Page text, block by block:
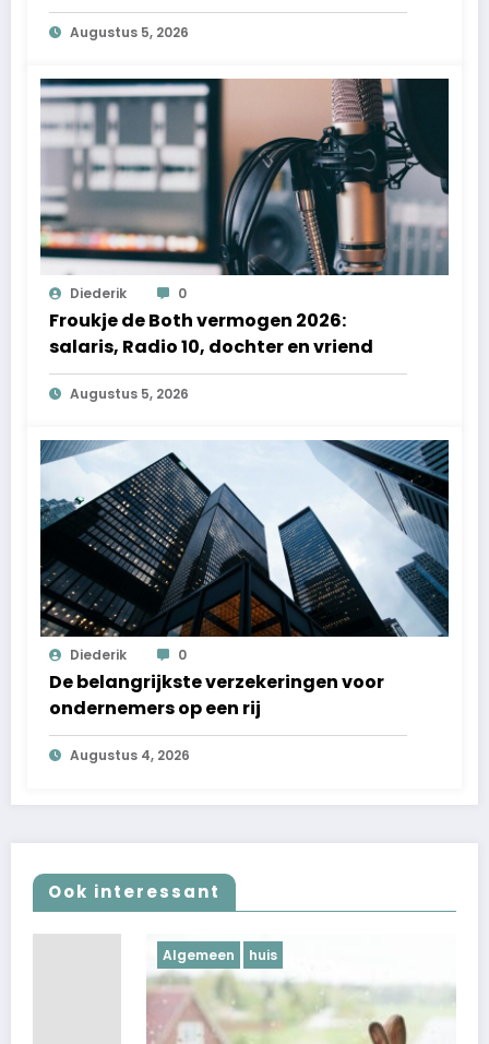
Augustus 5, 2026
Diederik 0
Froukje de Both vermogen 2026:
salaris, Radio 10, dochter en vriend
Augustus 5, 2026
Diederik 0
De belangrijkste verzekeringen voor
ondernemers op een rij
Augustus 4, 2026
Ook interessant
huis